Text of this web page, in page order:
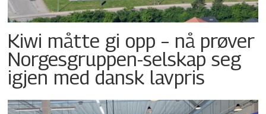
Kiwi måtte gi opp – nå prøver
Norgesgruppen-selskap seg
igjen med dansk lavpris